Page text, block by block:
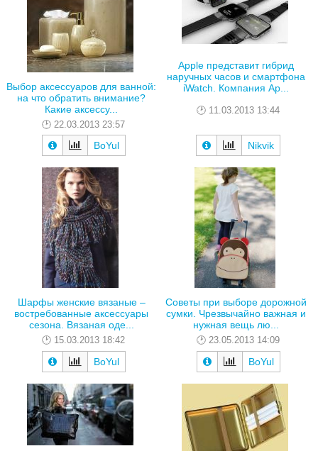
Выбор аксессуаров для ванной:
на что обратить внимание?
Какие аксессу...
22.03.2013 23:57
BoYul
Apple представит гибрид
наручных часов и смартфона
iWatch. Компания Ap...
11.03.2013 13:44
Nikvik
Шарфы женские вязаные –
востребованные аксессуары
сезона. Вязаная оде...
15.03.2013 18:42
BoYul
Советы при выборе дорожной
сумки. Чрезвычайно важная и
нужная вещь лю...
23.05.2013 14:09
BoYul